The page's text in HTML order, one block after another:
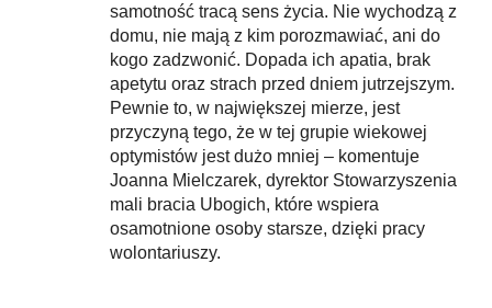
samotność tracą sens życia. Nie wychodzą z
domu, nie mają z kim porozmawiać, ani do
kogo zadzwonić. Dopada ich apatia, brak
apetytu oraz strach przed dniem jutrzejszym.
Pewnie to, w największej mierze, jest
przyczyną tego, że w tej grupie wiekowej
optymistów jest dużo mniej – komentuje
Joanna Mielczarek, dyrektor Stowarzyszenia
mali bracia Ubogich, które wspiera
osamotnione osoby starsze, dzięki pracy
wolontariuszy.